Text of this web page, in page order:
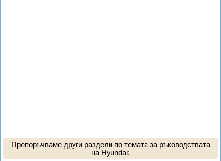
Препоръчваме други раздели по темата за ръководствата
на Hyundai: